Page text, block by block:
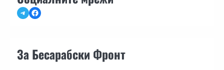
TelegramFacebook
За Бесарабски Фронт